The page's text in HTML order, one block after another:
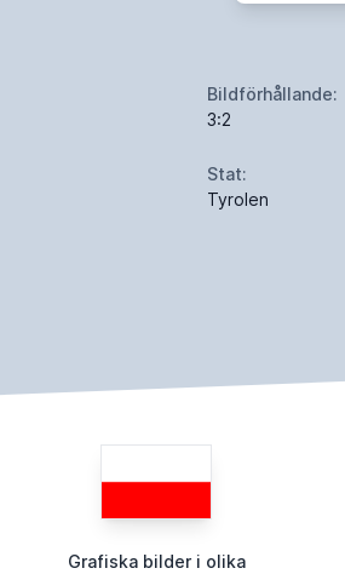
Bildförhållande:
3:2
Stat:
Tyrolen
Grafiska bilder i olika